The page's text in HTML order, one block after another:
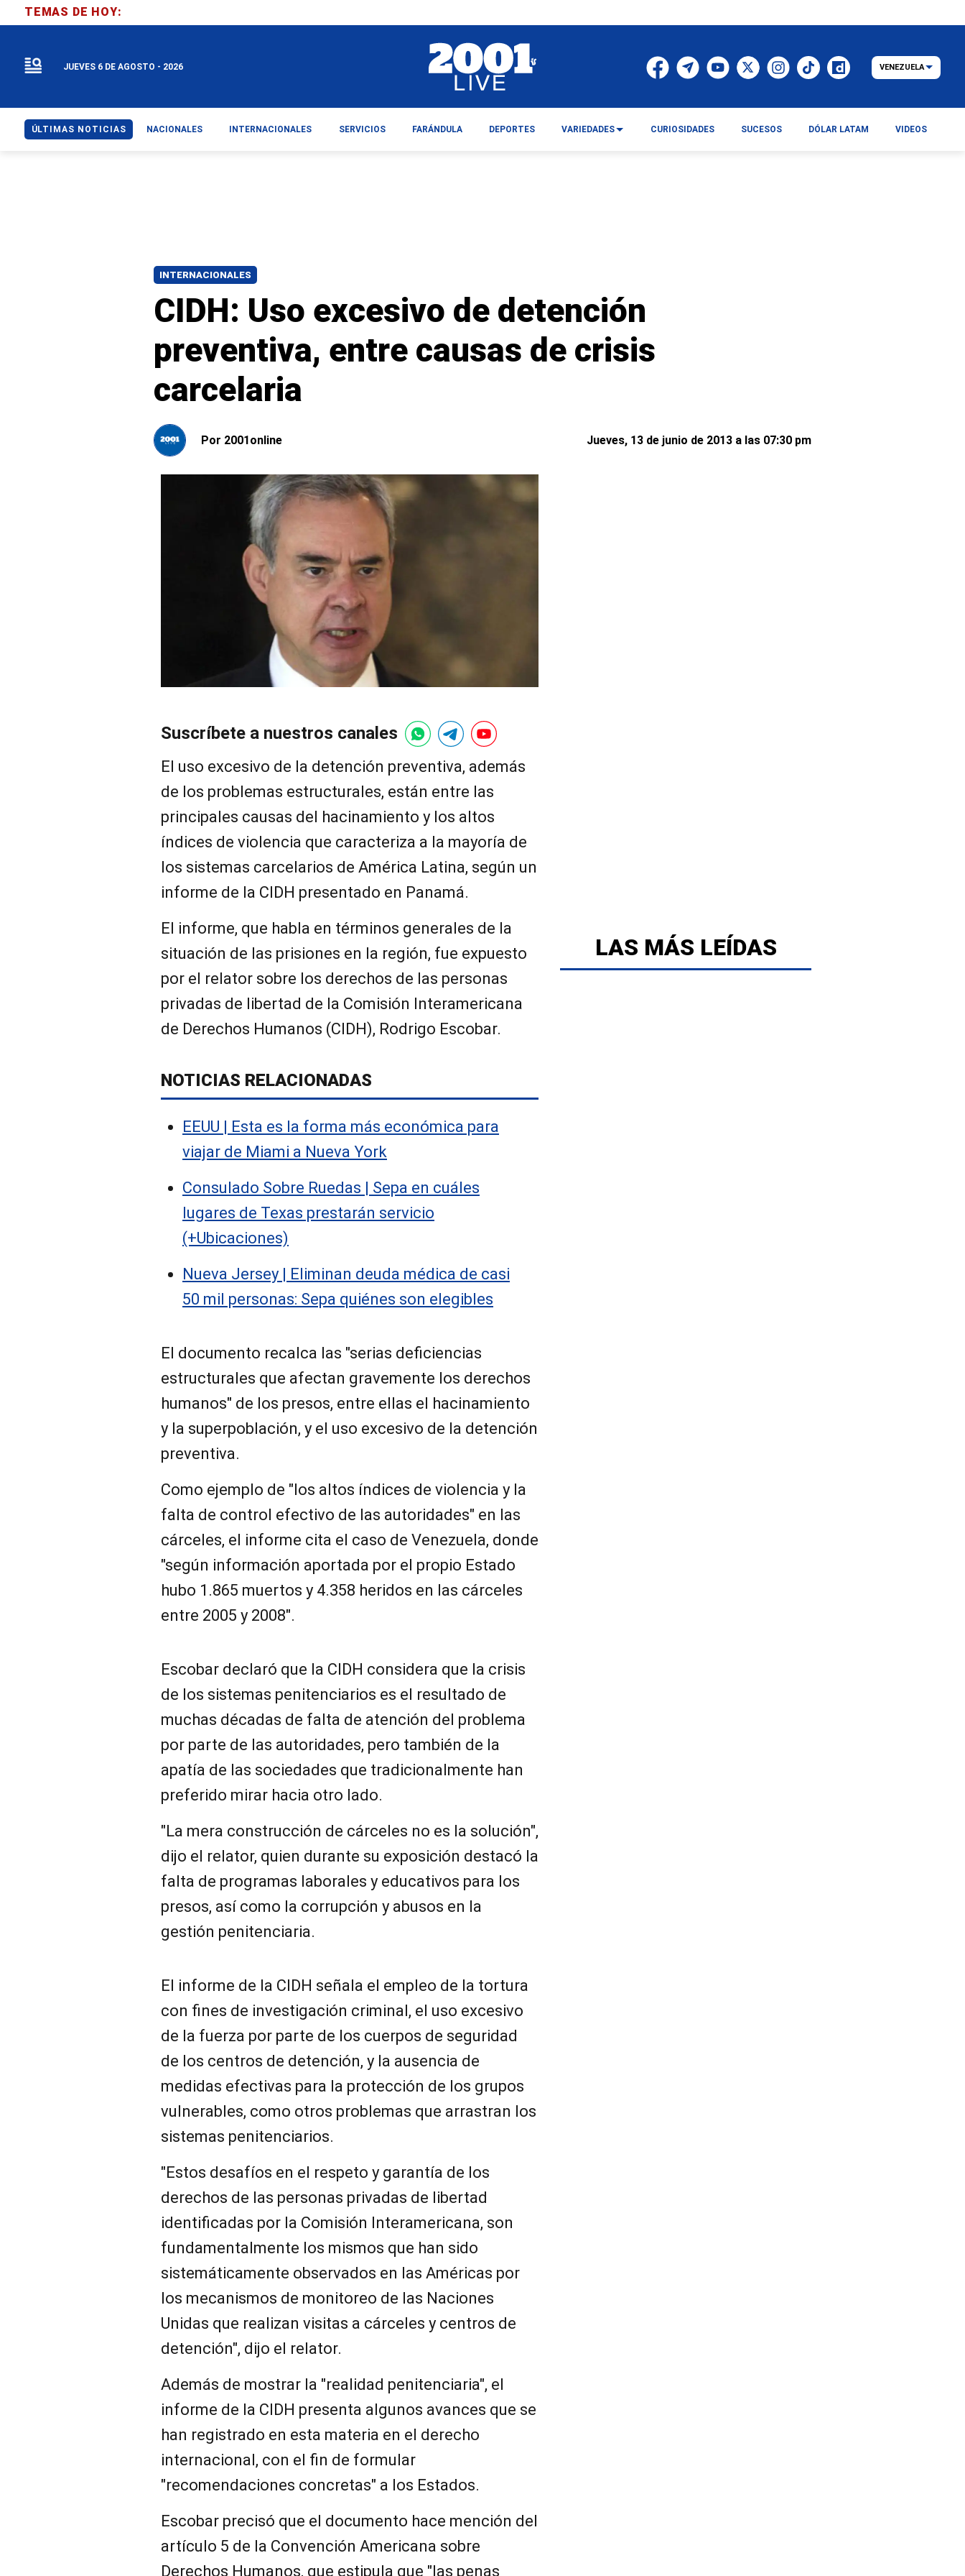
INTERNACIONALES
CIDH: Uso excesivo de detención
preventiva, entre causas de crisis
carcelaria
Por 2001online Jueves, 13 de junio de 2013 a las 07:30 pm
Suscríbete a nuestros canales
El uso excesivo de la detención preventiva, además
de los problemas estructurales, están entre las
principales causas del hacinamiento y los altos
índices de violencia que caracteriza a la mayoría de
los sistemas carcelarios de América Latina, según un
informe de la CIDH presentado en Panamá.
El informe, que habla en términos generales de la
situación de las prisiones en la región, fue expuesto
por el relator sobre los derechos de las personas
privadas de libertad de la Comisión Interamericana
de Derechos Humanos (CIDH), Rodrigo Escobar.
NOTICIAS RELACIONADAS
EEUU | Esta es la forma más económica para
viajar de Miami a Nueva York
Consulado Sobre Ruedas | Sepa en cuáles
lugares de Texas prestarán servicio
(+Ubicaciones)
Nueva Jersey | Eliminan deuda médica de casi
50 mil personas: Sepa quiénes son elegibles
El documento recalca las "serias deficiencias
estructurales que afectan gravemente los derechos
humanos" de los presos, entre ellas el hacinamiento
y la superpoblación, y el uso excesivo de la detención
preventiva.
Como ejemplo de "los altos índices de violencia y la
falta de control efectivo de las autoridades" en las
cárceles, el informe cita el caso de Venezuela, donde
"según información aportada por el propio Estado
hubo 1.865 muertos y 4.358 heridos en las cárceles
entre 2005 y 2008″.
Escobar declaró que la CIDH considera que la crisis
de los sistemas penitenciarios es el resultado de
muchas décadas de falta de atención del problema
por parte de las autoridades, pero también de la
apatía de las sociedades que tradicionalmente han
preferido mirar hacia otro lado.
"La mera construcción de cárceles no es la solución",
dijo el relator, quien durante su exposición destacó la
falta de programas laborales y educativos para los
presos, así como la corrupción y abusos en la
gestión penitenciaria.
El informe de la CIDH señala el empleo de la tortura
con fines de investigación criminal, el uso excesivo
de la fuerza por parte de los cuerpos de seguridad
de los centros de detención, y la ausencia de
medidas efectivas para la protección de los grupos
vulnerables, como otros problemas que arrastran los
sistemas penitenciarios.
"Estos desafíos en el respeto y garantía de los
derechos de las personas privadas de libertad
identificadas por la Comisión Interamericana, son
fundamentalmente los mismos que han sido
sistemáticamente observados en las Américas por
los mecanismos de monitoreo de las Naciones
Unidas que realizan visitas a cárceles y centros de
detención", dijo el relator.
Además de mostrar la "realidad penitenciaria", el
informe de la CIDH presenta algunos avances que se
han registrado en esta materia en el derecho
internacional, con el fin de formular
"recomendaciones concretas" a los Estados.
Escobar precisó que el documento hace mención del
artículo 5 de la Convención Americana sobre
Derechos Humanos, que estipula que "las penas
LAS MÁS LEÍDAS
TEMAS DE HOY:
JUEVES 6 DE AGOSTO - 2026 VENEZUELA
ÚLTIMAS NOTICIAS NACIONALES INTERNACIONALES SERVICIOS FARÁNDULA DEPORTES VARIEDADES CURIOSIDADES SUCESOS DÓLAR LATAM VIDEOS